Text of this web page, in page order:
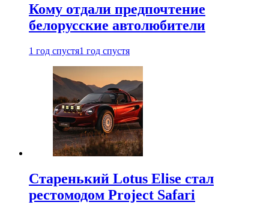
Кому отдали предпочтение
белорусские автолюбители
1 год спустя1 год спустя
Старенький Lotus Elise стал
рестомодом Project Safari